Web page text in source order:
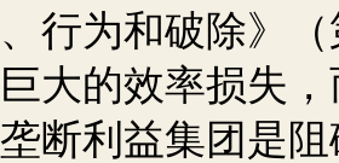
行为和破除》
大的效率损失
断利益集团是